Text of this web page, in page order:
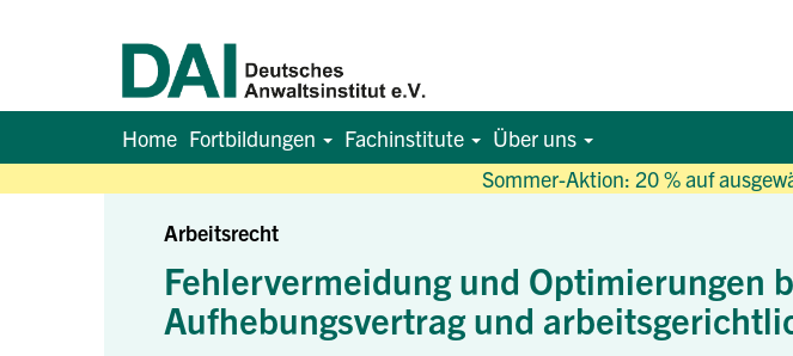
Sommer-Aktion: 20 % auf
Home Fortbildungen Fachinstitute Über uns
Arbeitsrecht
Fehlervermeidung und Optimierungen
Aufhebungsvertrag und